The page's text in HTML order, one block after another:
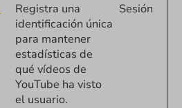
Registra una
identificación única
para mantener
estadísticas de
qué vídeos de
YouTube ha visto
el usuario.
Sesión